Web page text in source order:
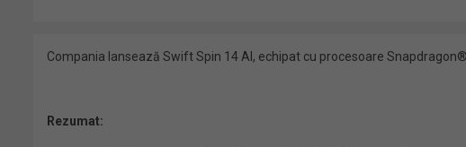
Compania lansează Swift Spin 14 AI, echipat cu procesoare
Rezumat: